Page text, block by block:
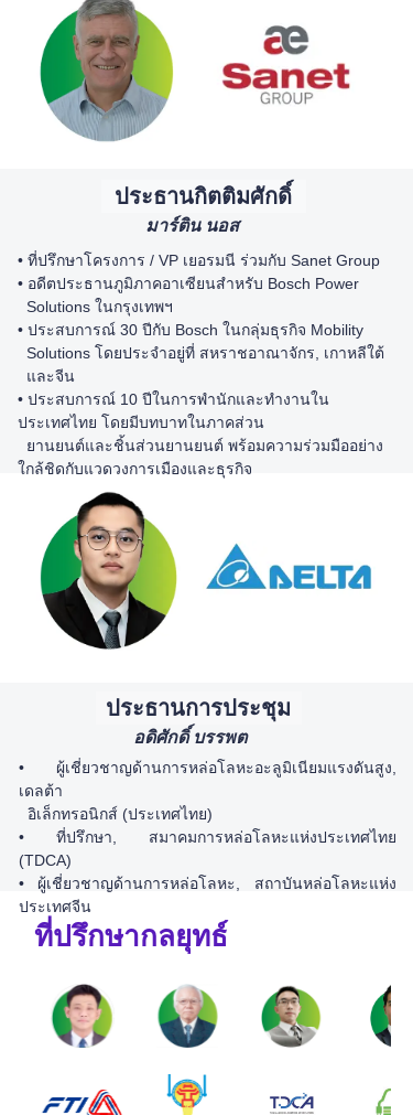
ประธานกิตติมศักดิ์
มาร์ติน นอส
ประธานการประชุม
• ที่ปรึกษาโครงการ / VP เยอรมนี ร่วมกับ Sanet Group
• อดีตประธานภูมิภาคอาเซียนสำหรับ Bosch Power
Solutions ในกรุงเทพฯ
• ประสบการณ์ 30 ปีกับ Bosch ในกลุ่มธุรกิจ Mobility
Solutions โดยประจำอยู่ที่ สหราชอาณาจักร, เกาหลีใต้
และจีน
• ประสบการณ์ 10 ปีในการพำนักและทำงานใน
ประเทศไทย โดยมีบทบาทในภาคส่วน
ยานยนต์และชิ้นส่วนยานยนต์ พร้อมความร่วมมืออย่าง
ใกล้ชิดกับแวดวงการเมืองและธุรกิจ
อดิศักดิ์ บรรพต
• ผู้เชี่ยวชาญด้านการหล่อโลหะอะลูมิเนียมแรงดันสูง,
เดลต้า
อิเล็กทรอนิกส์ (ประเทศไทย)
• ที่ปรึกษา, สมาคมการหล่อโลหะแห่งประเทศไทย
(TDCA)
• ผู้เชี่ยวชาญด้านการหล่อโลหะ, สถาบันหล่อโลหะแห่ง
ประเทศจีน
วิศวกรรมเครื่องกล (FICMES)
ที่ปรึกษากลยุทธ์